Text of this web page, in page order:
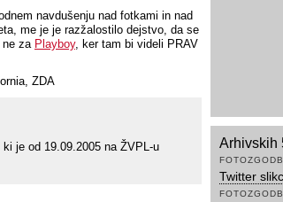
navdušenju nad fotkami in nad
me je je razžalostilo dejstvo, da se
ne za Playboy, ker tam bi videli PRAV
ZDA
je od 19.09.2005 na ŽVPL-u
Arhivskih
Twitter